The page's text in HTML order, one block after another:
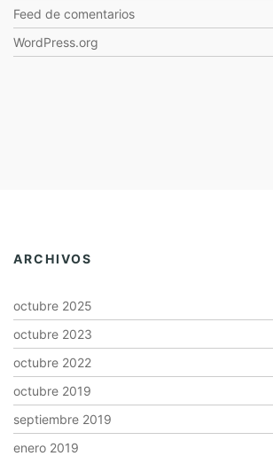
Feed de comentarios
WordPress.org
ARCHIVOS
octubre 2025
octubre 2023
octubre 2022
octubre 2019
septiembre 2019
enero 2019